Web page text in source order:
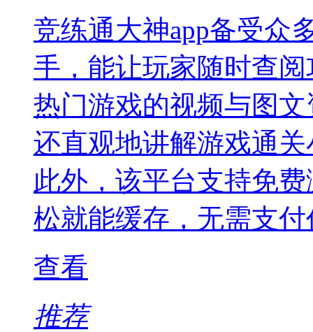
竞练通大神app备受众
手，能让玩家随时查
热门游戏的视频与图
还直观地讲解游戏通
此外，该平台支持免
松就能缓存，无需支
查看
推荐